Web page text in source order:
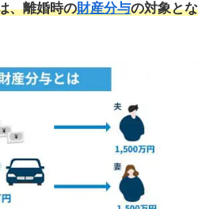
、離婚時の財産分与の対象とな